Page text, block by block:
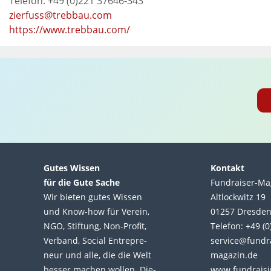
zierfuss@trebbau.com
https://www.trebbau.com/
Gutes Wissen
für die Gute Sache
Wir bie­ten gutes Wis­sen
und Know-how für Ver­ein,
NGO, Stif­tung, Non-Profit,
Ver­band, Social Entre­pre­
neur und alle, die die Welt
Kontakt
Fundraiser-
Altlockwitz 19
01257 Dresden
Telefon: +49
magazin.de